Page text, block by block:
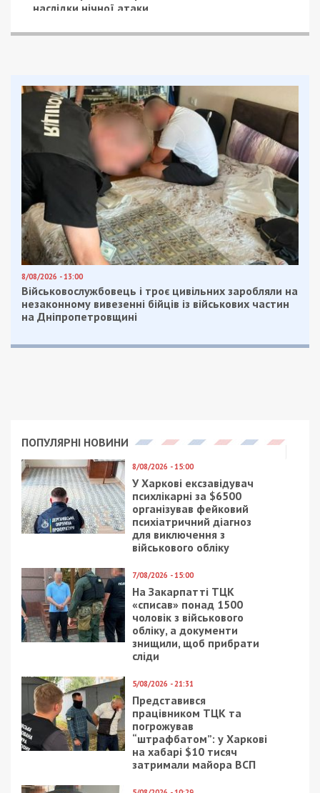
Міністерства оборони України посадовець не
включали дорожчі несезонні овочі. Водночас
чинний каталог передбачав використання значно
дешевших сезонних аналогів, які були доступні
на ринку у цей період.
Надалі закуплену за завищеними цінами
продукцію поставили до військової частини та
повністю оплатили державним коштом. Через
такі дії військового посадовця збитки
державного бюджету становили понад 1,1
мільйона гривень.
Підозра та запобіжний захід
Військовослужбовцю офіційно повідомлено про
підозру за ч. 4 ст. 425 Кримінального кодексу
України (недбале ставлення військової
службової особи до служби, вчинене в умовах
обрав майору запобіжний захід у вигляді
особистого зобов’язання. Наразі тривають слідчі
дії, правоохоронці вживають заходів для
повного відшкодування завданих державі
збитків.
Нагадаємо, раніше ми повідомляли про те, що
через недбалість начальника складу військова
частина втратила харчів на 3,5 млн грн.
Facebook
Telegram
Twitter
WhatsApp
ViberEmail
Категории:Суспільство| Метки:військові
збитки,розслідування
Рекламні блоки дають нам змогу
залишатися незалежними ЗМІ, а вам -
отримувати найсвіжіші новини під ними.
Приєднуйтесь також до 49000 в Google News. Слідкуйте
за останніми новинами!